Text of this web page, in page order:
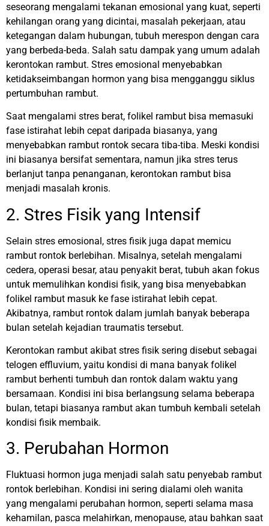
seseorang mengalami tekanan emosional yang kuat, seperti
kehilangan orang yang dicintai, masalah pekerjaan, atau
ketegangan dalam hubungan, tubuh merespon dengan cara
yang berbeda-beda. Salah satu dampak yang umum adalah
kerontokan rambut. Stres emosional menyebabkan
ketidakseimbangan hormon yang bisa mengganggu siklus
pertumbuhan rambut.
Saat mengalami stres berat, folikel rambut bisa memasuki
fase istirahat lebih cepat daripada biasanya, yang
menyebabkan rambut rontok secara tiba-tiba. Meski kondisi
ini biasanya bersifat sementara, namun jika stres terus
berlanjut tanpa penanganan, kerontokan rambut bisa
menjadi masalah kronis.
2. Stres Fisik yang Intensif
Selain stres emosional, stres fisik juga dapat memicu
rambut rontok berlebihan. Misalnya, setelah mengalami
cedera, operasi besar, atau penyakit berat, tubuh akan fokus
untuk memulihkan kondisi fisik, yang bisa menyebabkan
folikel rambut masuk ke fase istirahat lebih cepat.
Akibatnya, rambut rontok dalam jumlah banyak beberapa
bulan setelah kejadian traumatis tersebut.
Kerontokan rambut akibat stres fisik sering disebut sebagai
telogen effluvium, yaitu kondisi di mana banyak folikel
rambut berhenti tumbuh dan rontok dalam waktu yang
bersamaan. Kondisi ini bisa berlangsung selama beberapa
bulan, tetapi biasanya rambut akan tumbuh kembali setelah
kondisi fisik membaik.
3. Perubahan Hormon
Fluktuasi hormon juga menjadi salah satu penyebab rambut
rontok berlebihan. Kondisi ini sering dialami oleh wanita
yang mengalami perubahan hormon, seperti selama masa
kehamilan, pasca melahirkan, menopause, atau bahkan saat